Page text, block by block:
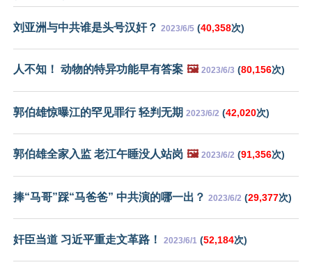
刘亚洲与中共谁是头号汉奸？ 2023/6/5 (40,358次)
人不知！ 动物的特异功能早有答案 🖼️ 2023/6/3 (80,156次)
郭伯雄惊曝江的罕见罪行 轻判无期 2023/6/2 (42,020次)
郭伯雄全家入监 老江午睡没人站岗 🖼️ 2023/6/2 (91,356次)
捧“马哥”踩“马爸爸” 中共演的哪一出？ 2023/6/2 (29,377次)
奸臣当道 习近平重走文革路！ 2023/6/1 (52,184次)